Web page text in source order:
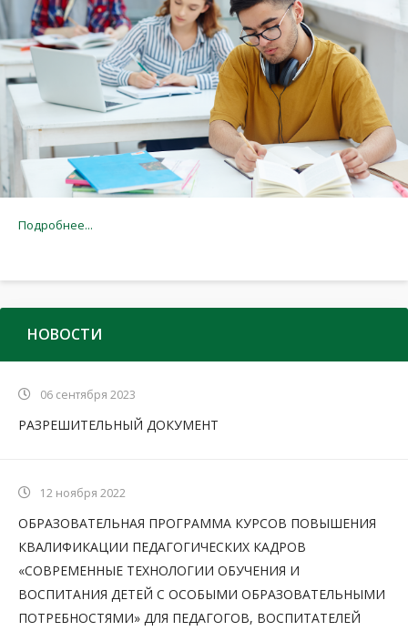
Подробнее...
НОВОСТИ
06 сентября 2023
РАЗРЕШИТЕЛЬНЫЙ ДОКУМЕНТ
12 ноября 2022
ОБРАЗОВАТЕЛЬНАЯ ПРОГРАММА КУРСОВ ПОВЫШЕНИЯ
КВАЛИФИКАЦИИ ПЕДАГОГИЧЕСКИХ КАДРОВ
«СОВРЕМЕННЫЕ ТЕХНОЛОГИИ ОБУЧЕНИЯ И
ВОСПИТАНИЯ ДЕТЕЙ С ОСОБЫМИ ОБРАЗОВАТЕЛЬНЫМИ
ПОТРЕБНОСТЯМИ» ДЛЯ ПЕДАГОГОВ, ВОСПИТАТЕЛЕЙ